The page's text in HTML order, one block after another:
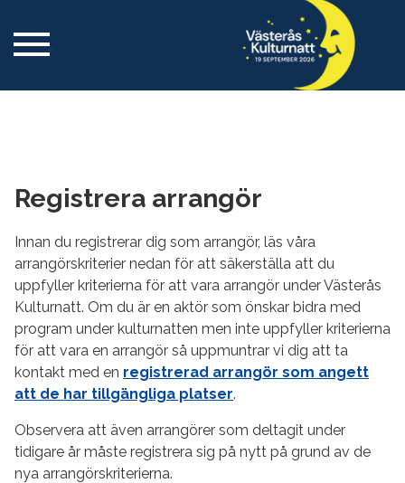
Registrera arrangör
Innan du registrerar dig som arrangör, läs våra
arrangörskriterier nedan för att säkerställa att du
uppfyller kriterierna för att vara arrangör under Västerås
Kulturnatt. Om du är en aktör som önskar bidra med
program under kulturnatten men inte uppfyller kriterierna
för att vara en arrangör så uppmuntrar vi dig att ta
kontakt med en registrerad arrangör som angett
att de har tillgängliga platser.
Observera att även arrangörer som deltagit under
tidigare år måste registrera sig på nytt på grund av de
nya arrangörskriterierna.